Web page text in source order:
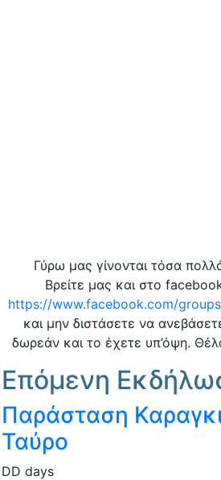
Γύρω μας γίνονται τόσα
Βρείτε μας και στο
https://www.facebook.com/
και μην διστάσετε να
δωρεάν και το έχετε υπ’όψη.
Επόμενη
Παράσταση
Ταύρο
DD days